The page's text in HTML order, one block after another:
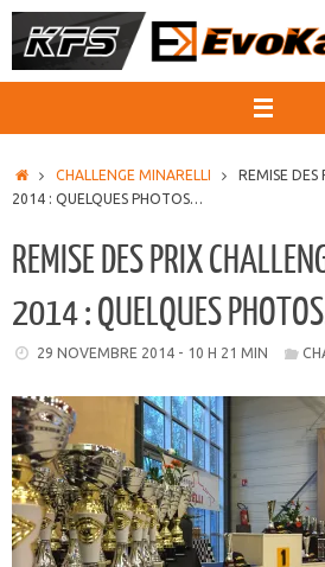
Passer
au
ACCUEIL
CHALLENGE MINARELLI
REMISE DES
2014 : QUELQUES PHOTOS…
REMISE DES PRIX
2014 : QUELQUES
29 NOVEMBRE 2014 - 10 H 21 MIN